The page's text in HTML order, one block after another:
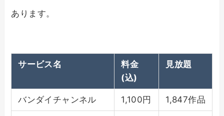
あります。
サービス名
料金
(込)
見放題
バンダイチャンネル 1,100円 1,847作品